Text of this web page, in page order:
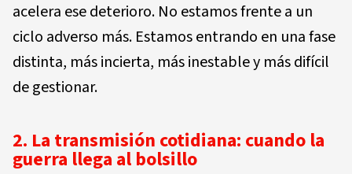
acelera ese deterioro. No estamos frente a un
ciclo adverso más. Estamos entrando en una fase
distinta, más incierta, más inestable y más difícil
de gestionar.
2. La transmisión cotidiana: cuando la
guerra llega al bolsillo